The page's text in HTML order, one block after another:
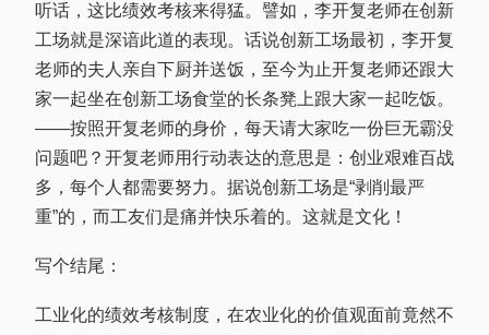
听话，这比绩效考核来得猛。譬如，李开复老师在创新
工场就是深谙此道的表现。话说创新工场最初，李开复
老师的夫人亲自下厨并送饭，至今为止开复老师还跟大
家一起坐在创新工场食堂的长条凳上跟大家一起吃饭。
——按照开复老师的身价，每天请大家吃一份巨无霸没
问题吧？开复老师用行动表达的意思是：创业艰难百战
多，每个人都需要努力。据说创新工场是“剥削最严
重”的，而工友们是痛并快乐着的。这就是文化！
写个结尾：
工业化的绩效考核制度，在农业化的价值观面前竟然不